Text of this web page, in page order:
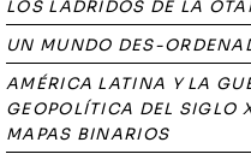
LOS LADRIDOS DE LA
UN MUNDO DES-
AMÉRICA LATINA Y LA
GEOPOLÍTICA DEL SIGLO
MAPAS BINARIOS